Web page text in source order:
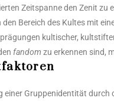
Zeit­span­ne den Zenit
Bereich des Kul­tes mit
kul­ti­scher,
fan­dom zu erken­nen sind,
Grup­pen­iden­ti­tät durch